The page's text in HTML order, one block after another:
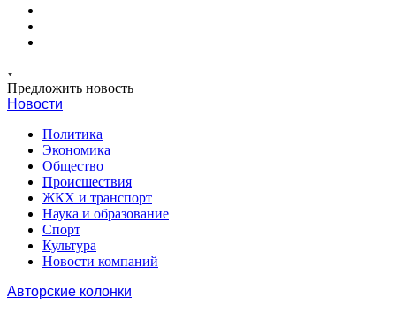
Предложить новость
Новости
Политика
Экономика
Общество
Происшествия
ЖКХ и транспорт
Наука и образование
Спорт
Культура
Новости компаний
Авторские колонки